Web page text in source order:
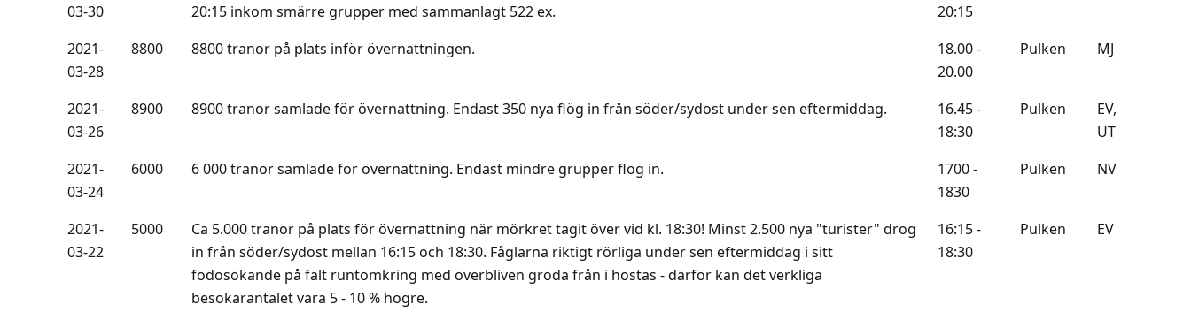
03-30
20:15 inkom smärre grupper med sammanlagt 522 ex.
20:15
2021-
03-28
8800 8800 tranor på plats inför övernattningen.
18.00 -
20.00
Pulken MJ
2021-
03-26
8900 8900 tranor samlade för övernattning. Endast 350 nya flög in från söder/sydost under sen eftermiddag.
16.45 -
18:30
Pulken
EV,
UT
2021-
03-24
6000 6 000 tranor samlade för övernattning. Endast mindre grupper flög in.
1700 -
1830
Pulken NV
2021-
03-22
5000
Ca 5.000 tranor på plats för övernattning när mörkret tagit över vid kl. 18:30! Minst 2.500 nya "turister" drog
in från söder/sydost mellan 16:15 och 18:30. Fåglarna riktigt rörliga under sen eftermiddag i sitt
födosökande på fält runtomkring med överbliven gröda från i höstas - därför kan det verkliga
besökarantalet vara 5 - 10 % högre.
16:15 -
18:30
Pulken EV